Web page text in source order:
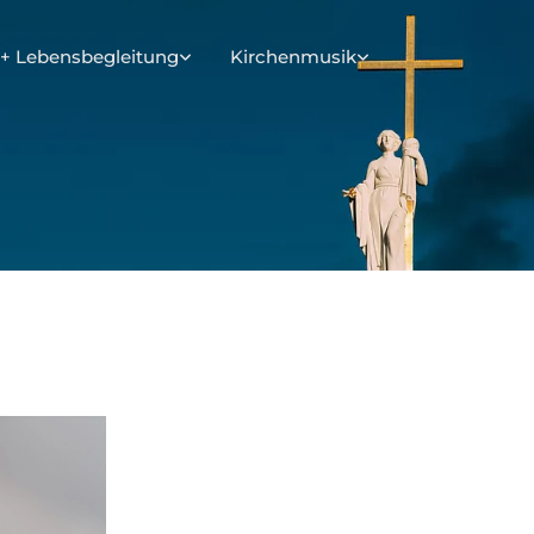
Lebensbegleitung Kirchenmusik